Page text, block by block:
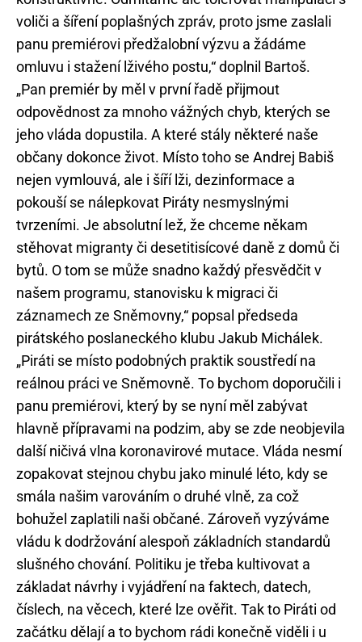
voliči a šíření poplašných zpráv, proto jsme zaslali
panu premiérovi předžalobní výzvu a žádáme
omluvu i stažení lživého postu,“ doplnil Bartoš.
„Pan premiér by měl v první řadě přijmout
odpovědnost za mnoho vážných chyb, kterých se
jeho vláda dopustila. A které stály některé naše
občany dokonce život. Místo toho se Andrej Babiš
nejen vymlouvá, ale i šíří lži, dezinformace a
pokouší se nálepkovat Piráty nesmyslnými
tvrzeními. Je absolutní lež, že chceme někam
stěhovat migranty či desetitisícové daně z domů či
bytů. O tom se může snadno každý přesvědčit v
našem programu, stanovisku k migraci či
záznamech ze Sněmovny,“ popsal předseda
pirátského poslaneckého klubu Jakub Michálek.
„Piráti se místo podobných praktik soustředí na
reálnou práci ve Sněmovně. To bychom doporučili i
panu premiérovi, který by se nyní měl zabývat
hlavně přípravami na podzim, aby se zde neobjevila
další ničivá vlna koronavirové mutace. Vláda nesmí
zopakovat stejnou chybu jako minulé léto, kdy se
smála našim varováním o druhé vlně, za což
bohužel zaplatili naši občané. Zároveň vyzýváme
vládu k dodržování alespoň základních standardů
slušného chování. Politiku je třeba kultivovat a
základat návrhy i vyjádření na faktech, datech,
číslech, na věcech, které lze ověřit. Tak to Piráti od
začátku dělají a to bychom rádi konečně viděli i u